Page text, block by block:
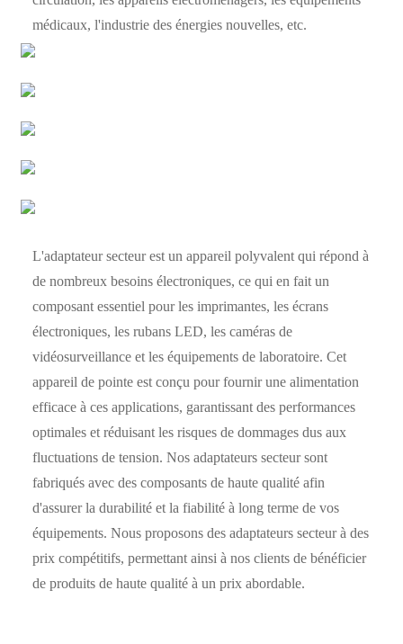
médicaux, l'industrie des énergies nouvelles, etc.
L'adaptateur secteur est un appareil polyvalent qui répond à
de nombreux besoins électroniques, ce qui en fait un
composant essentiel pour les imprimantes, les écrans
électroniques, les rubans LED, les caméras de
vidéosurveillance et les équipements de laboratoire. Cet
appareil de pointe est conçu pour fournir une alimentation
efficace à ces applications, garantissant des performances
optimales et réduisant les risques de dommages dus aux
fluctuations de tension. Nos adaptateurs secteur sont
fabriqués avec des composants de haute qualité afin
d'assurer la durabilité et la fiabilité à long terme de vos
équipements. Nous proposons des adaptateurs secteur à des
prix compétitifs, permettant ainsi à nos clients de bénéficier
de produits de haute qualité à un prix abordable.